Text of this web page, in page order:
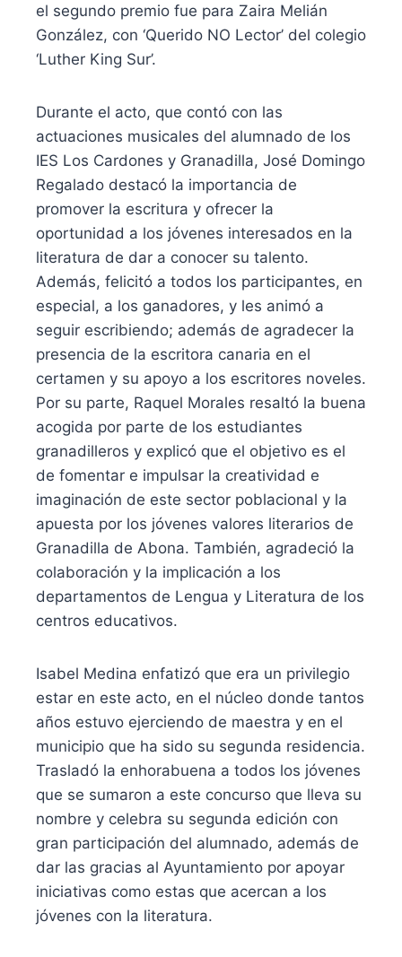
el segundo premio fue para Zaira Melián
González, con ‘Querido NO Lector’ del colegio
‘Luther King Sur’.
Durante el acto, que contó con las
actuaciones musicales del alumnado de los
IES Los Cardones y Granadilla, José Domingo
Regalado destacó la importancia de
promover la escritura y ofrecer la
oportunidad a los jóvenes interesados en la
literatura de dar a conocer su talento.
Además, felicitó a todos los participantes, en
especial, a los ganadores, y les animó a
seguir escribiendo; además de agradecer la
presencia de la escritora canaria en el
certamen y su apoyo a los escritores noveles.
Por su parte, Raquel Morales resaltó la buena
acogida por parte de los estudiantes
granadilleros y explicó que el objetivo es el
de fomentar e impulsar la creatividad e
imaginación de este sector poblacional y la
apuesta por los jóvenes valores literarios de
Granadilla de Abona. También, agradeció la
colaboración y la implicación a los
departamentos de Lengua y Literatura de los
centros educativos.
Isabel Medina enfatizó que era un privilegio
estar en este acto, en el núcleo donde tantos
años estuvo ejerciendo de maestra y en el
municipio que ha sido su segunda residencia.
Trasladó la enhorabuena a todos los jóvenes
que se sumaron a este concurso que lleva su
nombre y celebra su segunda edición con
gran participación del alumnado, además de
dar las gracias al Ayuntamiento por apoyar
iniciativas como estas que acercan a los
jóvenes con la literatura.